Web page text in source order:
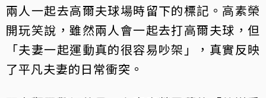
兩人一起去高爾夫球場時留下的標記。高素榮
開玩笑說，雖然兩人會一起去打高爾夫球，但
「夫妻一起運動真的很容易吵架」，真實反映
了平凡夫妻的日常衝突。